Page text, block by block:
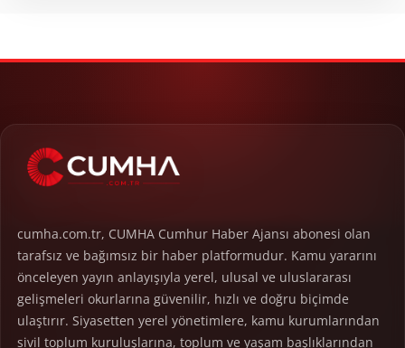
cumha.com.tr, CUMHA Cumhur Haber Ajansı abonesi olan
tarafsız ve bağımsız bir haber platformudur. Kamu yararını
önceleyen yayın anlayışıyla yerel, ulusal ve uluslararası
gelişmeleri okurlarına güvenilir, hızlı ve doğru biçimde
ulaştırır. Siyasetten yerel yönetimlere, kamu kurumlarından
sivil toplum kuruluşlarına, toplum ve yaşam başlıklarından